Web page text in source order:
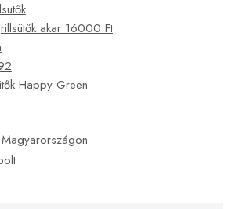
akar 16000 Ft
Happy Green